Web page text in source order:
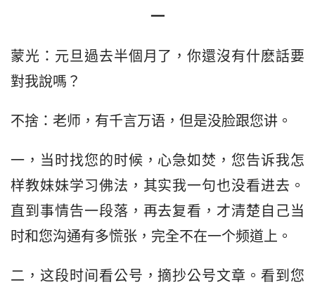
一
蒙光：元旦過去半個月了，你還沒有什麽話要
對我說嗎？
不捨：老师，有千言万语，但是没脸跟您讲。
一，当时找您的时候，心急如焚，您告诉我怎
样教妹妹学习佛法，其实我一句也没看进去。
直到事情告一段落，再去复看，才清楚自己当
时和您沟通有多慌张，完全不在一个频道上。
二，这段时间看公号，摘抄公号文章。看到您